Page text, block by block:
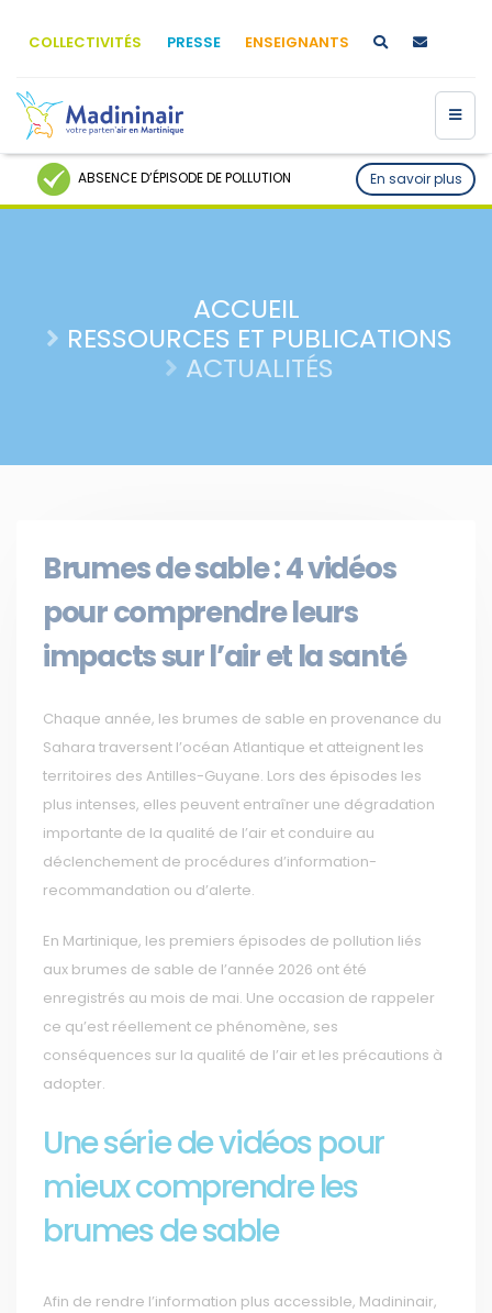
COLLECTIVITÉS PRESSE ENSEIGNANTS
ABSENCE D’ÉPISODE DE POLLUTION En savoir plus
ACCUEIL
RESSOURCES ET PUBLICATIONS
ACTUALITÉS
Brumes de sable : 4 vidéos
pour comprendre leurs
impacts sur l’air et la santé
Chaque année, les brumes de sable en provenance du
Sahara traversent l’océan Atlantique et atteignent les
territoires des Antilles-Guyane. Lors des épisodes les
plus intenses, elles peuvent entraîner une dégradation
importante de la qualité de l’air et conduire au
déclenchement de procédures d’information-
recommandation ou d’alerte.
En Martinique, les premiers épisodes de pollution liés
aux brumes de sable de l’année 2026 ont été
enregistrés au mois de mai. Une occasion de rappeler
ce qu’est réellement ce phénomène, ses
conséquences sur la qualité de l’air et les précautions à
adopter.
Une série de vidéos pour
mieux comprendre les
brumes de sable
Afin de rendre l’information plus accessible, Madininair,